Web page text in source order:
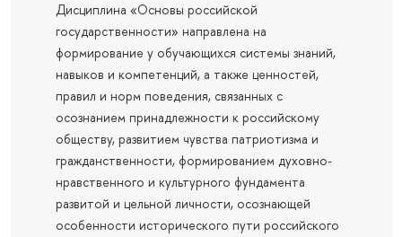
Дисциплина «Основы российской
государственности» направлена на
формирование у обучающихся системы знаний,
навыков и компетенций, а также ценностей,
правил и норм поведения, связанных с
осознанием принадлежности к российскому
обществу, развитием чувства патриотизма и
гражданственности, формированием духовно-
нравственного и культурного фундамента
развитой и цельной личности, осознающей
особенности исторического пути российского